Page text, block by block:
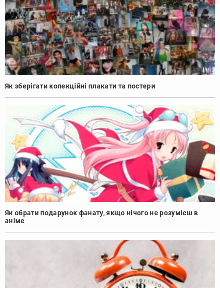
Як зберігати колекційні плакати та постери
Як обрати подарунок фанату, якщо нічого не розумієш в
аніме